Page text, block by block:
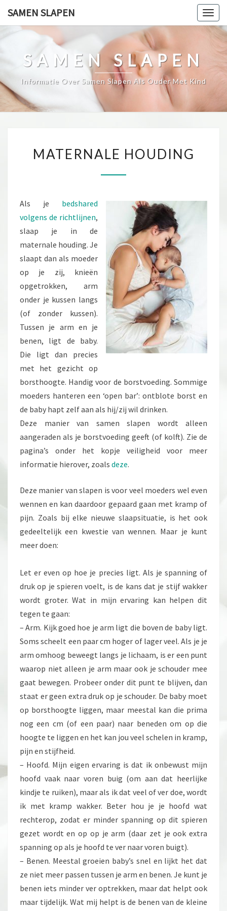
SAMEN SLAPEN
SAMEN SLAPEN
Informatie Over Samen Slapen Als Ouder Met Kind
HOUDING
MATERNALE HOUDING
Als je bedshared
volgens de richtlijnen,
slaap je in de
maternale houding. Je
slaapt dan als moeder
op je zij, knieën
opgetrokken, arm
onder je kussen langs
(of zonder kussen).
Tussen je arm en je
benen, ligt de baby.
Die ligt dan precies
met het gezicht op
borsthoogte. Handig voor de borstvoeding. Sommige
moeders hanteren een ‘open bar’: ontblote borst en
de baby hapt zelf aan als hij/zij wil drinken.
Deze manier van samen slapen wordt alleen
aangeraden als je borstvoeding geeft (of kolft). Zie de
pagina’s onder het kopje veiligheid voor meer
informatie hierover, zoals deze.
Deze manier van slapen is voor veel moeders wel even
wennen en kan daardoor gepaard gaan met kramp of
pijn. Zoals bij elke nieuwe slaapsituatie, is het ook
gedeeltelijk een kwestie van wennen. Maar je kunt
meer doen:
Let er even op hoe je precies ligt. Als je spanning of
druk op je spieren voelt, is de kans dat je stijf wakker
wordt groter. Wat in mijn ervaring kan helpen dit
tegen te gaan:
– Arm. Kijk goed hoe je arm ligt die boven de baby ligt.
Soms scheelt een paar cm hoger of lager veel. Als je je
arm omhoog beweegt langs je lichaam, is er een punt
waarop niet alleen je arm maar ook je schouder mee
gaat bewegen. Probeer onder dit punt te blijven, dan
staat er geen extra druk op je schouder. De baby moet
op borsthoogte liggen, maar meestal kan die prima
nog een cm (of een paar) naar beneden om op die
hoogte te liggen en het kan jou veel schelen in kramp,
pijn en stijfheid.
– Hoofd. Mijn eigen ervaring is dat ik onbewust mijn
hoofd vaak naar voren buig (om aan dat heerlijke
kindje te ruiken), maar als ik dat veel of ver doe, wordt
ik met kramp wakker. Beter hou je je hoofd wat
rechterop, zodat er minder spanning op dit spieren
gezet wordt en op op je arm (daar zet je ook extra
spanning op als je hoofd te ver naar voren buigt).
– Benen. Meestal groeien baby’s snel en lijkt het dat
ze niet meer passen tussen je arm en benen. Je kunt je
benen iets minder ver optrekken, maar dat helpt ook
maar tijdelijk. Wat mij helpt is de benen van de kleine